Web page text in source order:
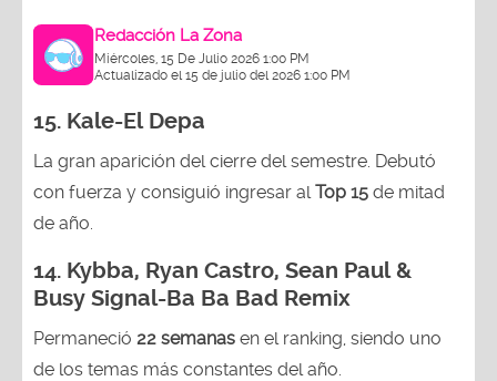
Redacción La Zona
Miércoles, 15 De Julio 2026 1:00 PM
Actualizado el 15 de julio del 2026 1:00 PM
15. Kale-El Depa
La gran aparición del cierre del semestre. Debutó
con fuerza y consiguió ingresar alTop 15 de mitad
de año.
14. Kybba, Ryan Castro, Sean Paul &
Busy Signal-Ba Ba Bad Remix
Permaneció 22 semanas en el ranking, siendo uno
de los temas más constantes del año.